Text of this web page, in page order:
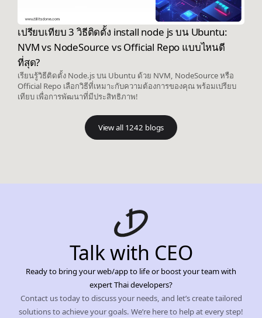
เปรียบเทียบ 3 วิธีติดตั้ง install node js บน Ubuntu:
NVM vs NodeSource vs Official Repo แบบไหนดี
ที่สุด?
เรียนรู้วิธีติดตั้ง Node.js บน Ubuntu ด้วย NVM, NodeSource หรือ
Official Repo เลือกวิธีที่เหมาะกับความต้องการของคุณ พร้อมเปรียบ
เทียบ เพื่อการพัฒนาที่มีประสิทธิภาพ!
View all 1242 blogs
Talk with CEO
Ready to bring your web/app to life or boost your team with
expert Thai developers?
Contact us today to discuss your needs, and let’s create tailored
solutions to achieve your goals. We’re here to help at every step!